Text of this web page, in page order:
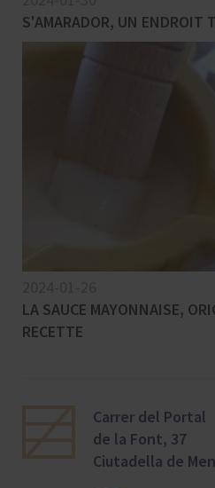
S'AMARADOR, UN ENDROIT
LA SAUCE MAYONNAISE,
RECETTE
Carrer del Portal
de la Font, 37
Ciutadella de